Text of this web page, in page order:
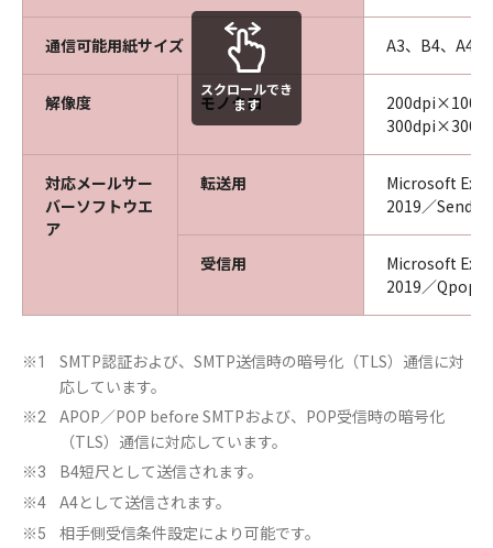
通信可能用紙サイズ A3、B4、A4
解像度 モノクロ
対応メールサー
バーソフトウエ
ア
転送用
Microsoft
2019／
受信用
Microsoft
2019／
スクロールでき
ます
※1
SMTP認証および、SMTP送信時の暗号化（TLS）通信に対
応しています。
※2
APOP／POP before SMTPおよび、POP受信時の暗号化
（TLS）通信に対応しています。
※3 B4短尺として送信されます。
※4 A4として送信されます。
※5 相手側受信条件設定により可能です。